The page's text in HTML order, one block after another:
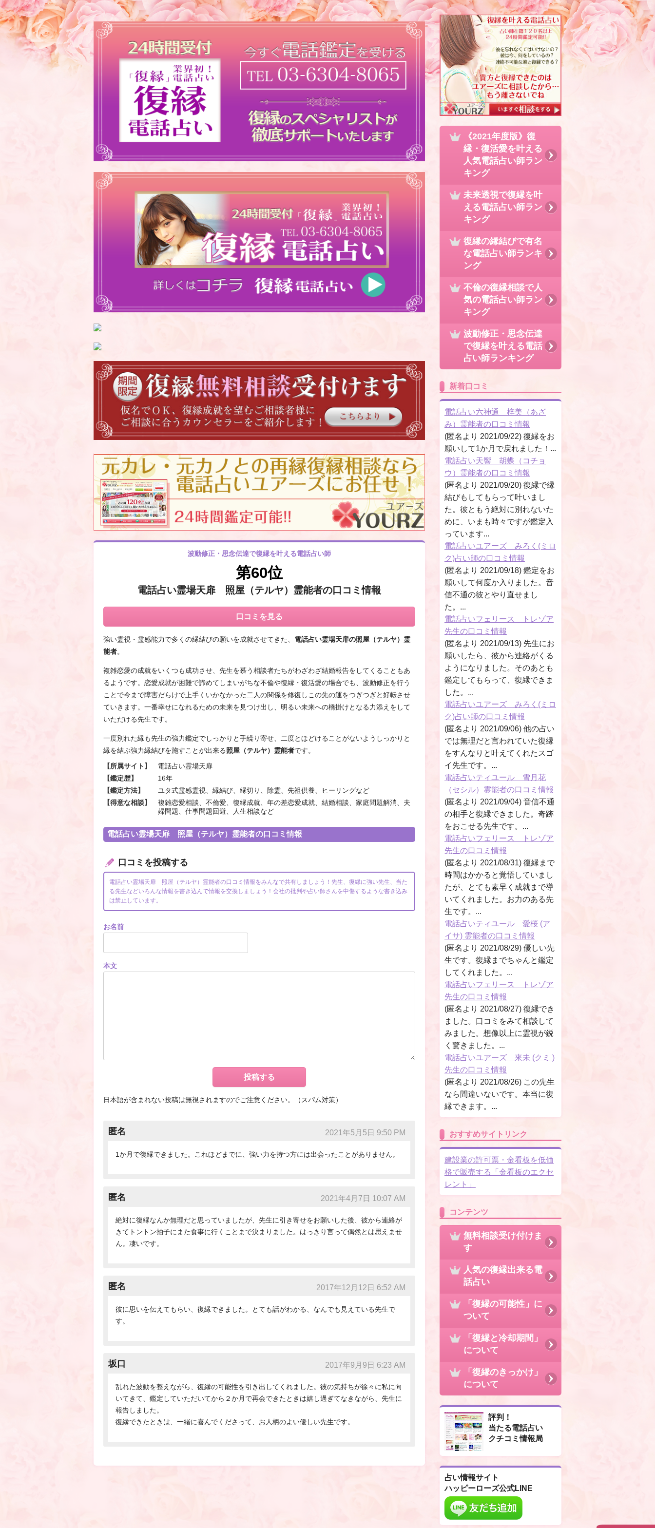
波動修正・思念伝達で復縁を叶える電話占い師
第60位
電話占い霊場天扉 照屋（テルヤ）霊能者の口コミ情報
口コミを見る
強い霊視・霊感能力で多くの縁結びの願いを成就させてきた、 電話占い霊場天扉の照屋（テルヤ）霊
能者。
複雑恋愛の成就をいくつも成功させ、先生を慕う相談者たちがわざわざ結婚報告をしてくることもあ
るようです。恋愛成就が困難で諦めてしまいがちな不倫や復縁・復活愛の場合でも、波動修正を行う
ことで今まで障害だらけで上手くいかなかった二人の関係を修復しこの先の運をつぎつぎと好転させ
ていきます。一番幸せになれるための未来を見つけ出し、明るい未来への橋掛けとなる力添えをして
いただける先生です。
一度別れた縁も先生の強力鑑定でしっかりと手繰り寄せ、二度とほどけることがないようしっかりと
縁を結ぶ強力縁結びを施すことが出来る照屋（テルヤ）霊能者です。
【所属サイト】
電話占い霊場天扉
【鑑定歴】
16年
【鑑定方法】
ユタ式霊感霊視、縁結び、縁切り、除霊、先祖供養、ヒーリングなど
【得意な相談】
複雑恋愛相談、不倫愛、復縁成就、年の差恋愛成就、結婚相談、家庭問題解消、夫
婦問題、仕事問題回避、人生相談など
電話占い霊場天扉 照屋（テルヤ）霊能者の口コミ情報
口コミを投稿する
電話占い霊場天扉 照屋（テルヤ）霊能者の口コミ情報をみんなで共有しましょう！先生、復縁に強い先生、当た
る先生などいろんな情報を書き込んで情報を交換しましょう！会社の批判や占い師さんを中傷するような書き込み
は禁止しています。
お名前
本文
日本語が含まれない投稿は無視されますのでご注意ください。（スパム対策）
匿名 2021年5月5日 9:50 PM
1か月で復縁できました。これほどまでに、強い力を持つ方には出会ったことがありません。
匿名 2021年4月7日 10:07 AM
絶対に復縁なんか無理だと思っていましたが、先生に引き寄せをお願いした後、彼から連絡が
きてトントン拍子にまた食事に行くことまで決まりました。はっきり言って偶然とは思えませ
ん。凄いです。
匿名 2017年12月12日 6:52 AM
彼に思いを伝えてもらい、復縁できました。とても話がわかる、なんでも見えている先生で
す。
坂口 2017年9月9日 6:23 AM
乱れた波動を整えながら、復縁の可能性を引き出してくれました。彼の気持ちが徐々に私に向
いてきて、鑑定していただいてから２か月で再会できたときは嬉し過ぎてなきながら、先生に
報告しました。
復縁できたときは、一緒に喜んでくださって、お人柄のよい優しい先生です。
《2021年度版》復
縁・復活愛を叶える
人気電話占い師ラン
キング
未来透視で復縁を叶
える電話占い師ラン
キング
復縁の縁結びで有名
な電話占い師ランキ
ング
不倫の復縁相談で人
気の電話占い師ラン
キング
波動修正・思念伝達
で復縁を叶える電話
占い師ランキング
新着口コミ
電話占い六神通 梓美（あざ
み）霊能者の口コミ情報
(匿名より 2021/09/22) 復縁をお
願いして1か月で戻れました！...
電話占い天響 胡蝶（コチョ
ウ）霊能者の口コミ情報
(匿名より 2021/09/20) 復縁で縁
結びもしてもらって叶いまし
た。彼ともう絶対に別れないた
めに、いまも時々ですが鑑定入
っています...
電話占いユアーズ みろく(ミロ
ク)占い師の口コミ情報
(匿名より 2021/09/18) 鑑定をお
願いして何度か入りました。音
信不通の彼とやり直せまし
た。...
電話占いフェリース トレゾア
先生の口コミ情報
(匿名より 2021/09/13) 先生にお
願いしたら、彼から連絡がくる
ようになりました。そのあとも
鑑定してもらって、復縁できま
した。...
電話占いユアーズ みろく(ミロ
ク)占い師の口コミ情報
(匿名より 2021/09/06) 他の占い
では無理だと言われていた復縁
をすんなりと叶えてくれたスゴ
イ先生です。...
電話占いティユール 雪月花
（セシル）霊能者の口コミ情報
(匿名より 2021/09/04) 音信不通
の相手と復縁できました。奇跡
をおこせる先生です。...
電話占いフェリース トレゾア
先生の口コミ情報
(匿名より 2021/08/31) 復縁まで
時間はかかると覚悟していまし
たが、とても素早く成就まで導
いてくれました。お力のある先
生です。...
電話占いティユール 愛桜 (ア
イサ) 霊能者の口コミ情報
(匿名より 2021/08/29) 優しい先
生です。復縁までちゃんと鑑定
してくれました。...
電話占いフェリース トレゾア
先生の口コミ情報
(匿名より 2021/08/27) 復縁でき
ました。口コミをみて相談して
みました。想像以上に霊視が鋭
く驚きました。...
電話占いユアーズ 來未 (クミ )
先生の口コミ情報
(匿名より 2021/08/26) この先生
なら間違いないです。本当に復
縁できます。...
おすすめサイトリンク
建設業の許可票・金看板を低価
格で販売する「金看板のエクセ
レント」
コンテンツ
無料相談受け付けま
す
人気の復縁出来る電
話占い
「復縁の可能性」に
ついて
「復縁と冷却期間」
について
「復縁のきっかけ」
について
評判！
当たる電話占い
クチコミ情報局
占い情報サイト
ハッピーローズ公式LINE